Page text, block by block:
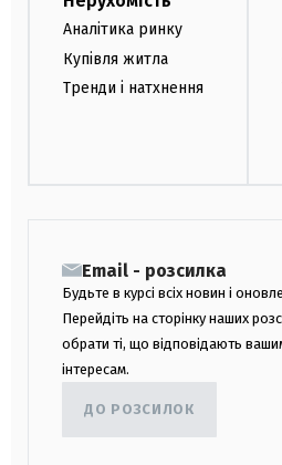
Аналітика ринку
Купівля житла
Тренди і натхнення
Email - розсилка
Будьте в курсі всіх новин і
Перейдіть на сторінку наших
обрати ті, що відповідають
інтересам.
ДО РОЗСИЛОК